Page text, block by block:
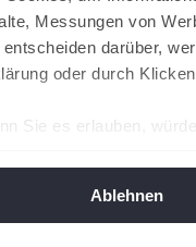
Messungen von
entscheiden darüber,
oder durch
Sie es erlauben,
Ablehnen
Gewalt